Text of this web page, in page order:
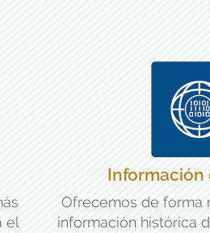
el
Información
Ofrecemos de forma
información histórica